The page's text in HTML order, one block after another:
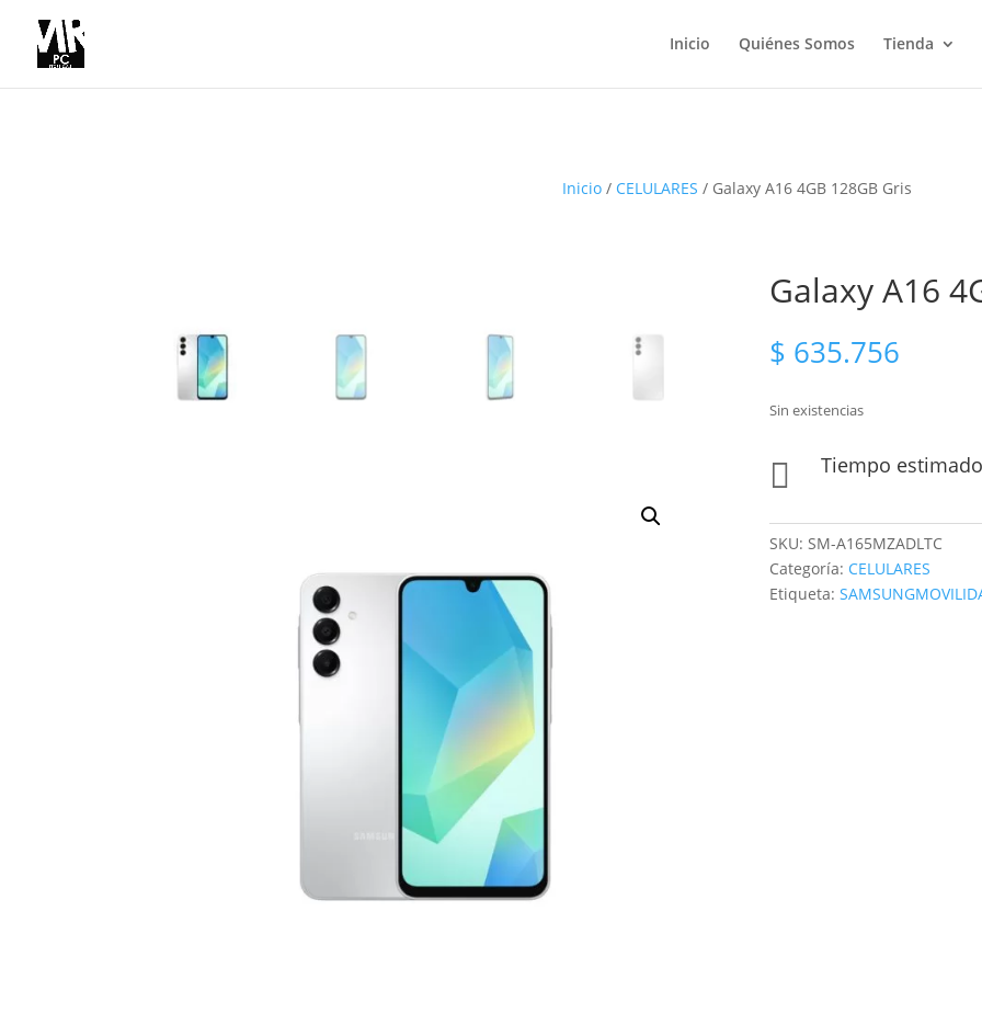
Inicio Quiénes Somos Tienda
Inicio/ CELULARES / Galaxy A16 4GB 128GB Gris
Galaxy A16
$ 635.756
Sin existencias
 Tiempo
SKU: SM-A165MZADLTC
Categoría: CELULARES
Etiqueta: